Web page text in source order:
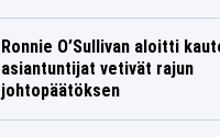
Ronnie O’Sullivan aloitti
asiantuntijat vetivät rajun
johtopäätöksen